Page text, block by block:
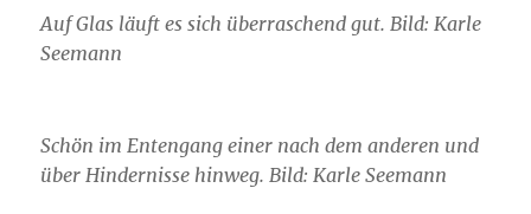
Auf Glas läuft es sich überraschend gut. Bild: Karle
Seemann
Schön im Entengang einer nach dem anderen und
über Hindernisse hinweg. Bild: Karle Seemann